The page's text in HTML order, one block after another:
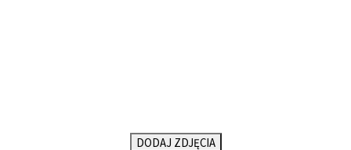
DODAJ ZDJĘCIA